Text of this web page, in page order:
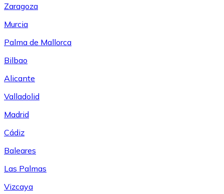
Zaragoza
Murcia
Palma de Mallorca
Bilbao
Alicante
Valladolid
Madrid
Cádiz
Baleares
Las Palmas
Vizcaya